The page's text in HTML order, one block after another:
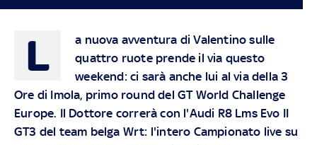
L
a nuova avventura di Valentino sulle
quattro ruote prende il via questo
weekend: ci sarà anche lui al via della 3
Ore di Imola, primo round del GT World Challenge
Europe. Il Dottore correrà con l'Audi R8 Lms Evo II
GT3 del team belga Wrt: l'intero Campionato live su